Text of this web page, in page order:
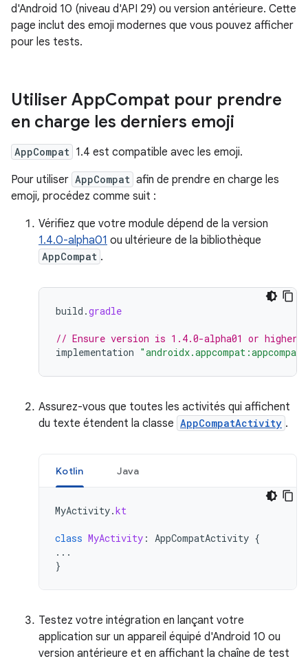
d'Android 10 (niveau d'API 29) ou version antérieure. Cette
page inclut des emoji modernes que vous pouvez afficher
pour les tests.
Utiliser AppCompat pour prendre
en charge les derniers emoji
AppCompat 1.4 est compatible avec les emoji.
Pour utiliser AppCompat afin de prendre en charge les
emoji, procédez comme suit :
Vérifiez que votre module dépend de la version
1.4.0-alpha01 ou ultérieure de la bibliothèque
AppCompat .
build .gradle
// Ensure version is 1.4.0-alpha01 or higher.
implementation
Assurez-vous que toutes les activités qui affichent
du texte étendent la classe AppCompatActivity .
Kotlin Java
MyActivity.kt
class MyActivity : AppCompatActivity {
...
}
Testez votre intégration en lançant votre
application sur un appareil équipé d'Android 10 ou
version antérieure et en affichant la chaîne de test